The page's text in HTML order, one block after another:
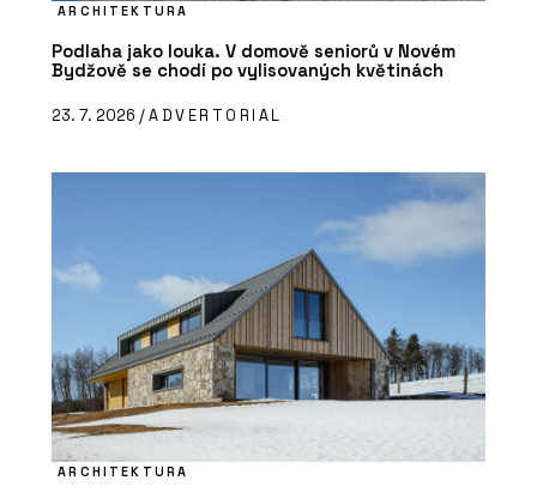
ARCHITEKTURA
Podlaha jako louka. V domově seniorů v Novém
Bydžově se chodí po vylisovaných květinách
23. 7. 2026 /ADVERTORIAL
ARCHITEKTURA